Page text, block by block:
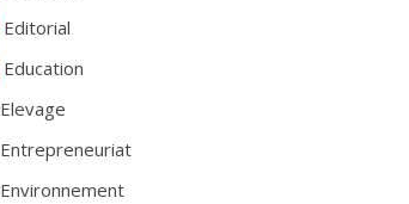
Editorial
Education
Elevage
Entrepreneuriat
Environnement